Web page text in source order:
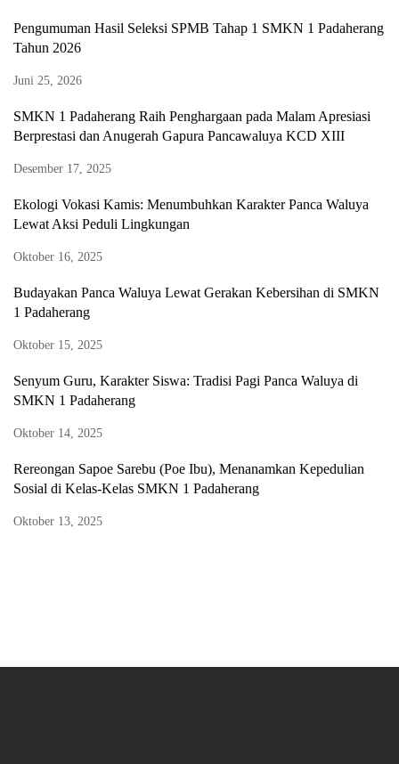
Pengumuman Hasil Seleksi SPMB Tahap 1 SMKN 1 Padaherang
Tahun 2026
Juni 25, 2026
SMKN 1 Padaherang Raih Penghargaan pada Malam Apresiasi
Berprestasi dan Anugerah Gapura Pancawaluya KCD XIII
Desember 17, 2025
Ekologi Vokasi Kamis: Menumbuhkan Karakter Panca Waluya
Lewat Aksi Peduli Lingkungan
Oktober 16, 2025
Budayakan Panca Waluya Lewat Gerakan Kebersihan di SMKN
1 Padaherang
Oktober 15, 2025
Senyum Guru, Karakter Siswa: Tradisi Pagi Panca Waluya di
SMKN 1 Padaherang
Oktober 14, 2025
Rereongan Sapoe Sarebu (Poe Ibu), Menanamkan Kepedulian
Sosial di Kelas-Kelas SMKN 1 Padaherang
Oktober 13, 2025